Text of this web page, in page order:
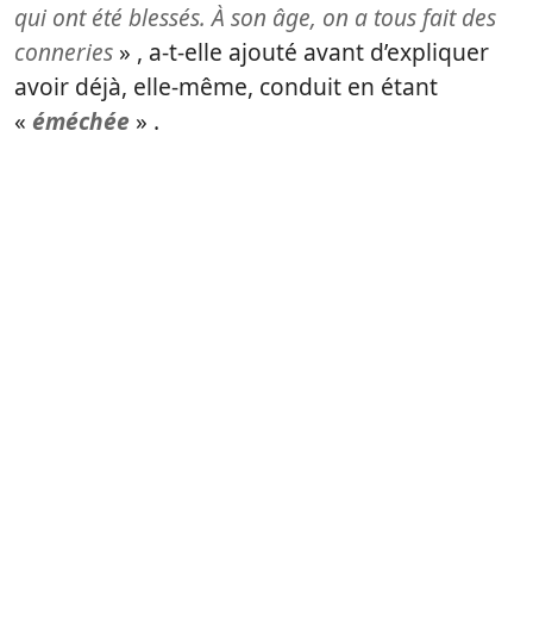
qui ont été blessés. À son âge, on a tous fait des
conneries » , a-t-elle ajouté avant d’expliquer
avoir déjà, elle-même, conduit en étant
« éméchée » .